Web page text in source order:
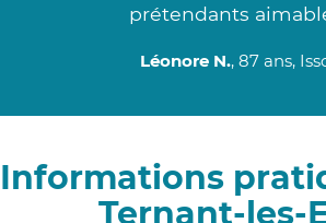
prétendants
Léonore N., 87 ans,
Informations
Ternant-les-